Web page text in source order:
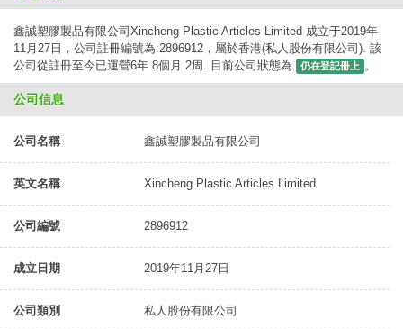
鑫誠塑膠製品有限公司Xincheng Plastic Articles Limited 成立于2019年
11月27日，公司註冊編號為:2896912，屬於香港(私人股份有限公司). 該
公司從註冊至今已運營6年 8個月 2周. 目前公司狀態為
仍在登記冊上 。
公司信息
公司名稱 鑫誠塑膠製品有限公司
英文名稱 Xincheng Plastic Articles Limited
公司編號 2896912
成立日期 2019年11月27日
公司類別 私人股份有限公司